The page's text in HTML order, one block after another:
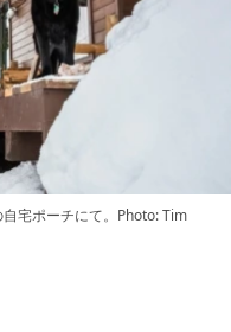
宅ポーチにて。Photo: Tim